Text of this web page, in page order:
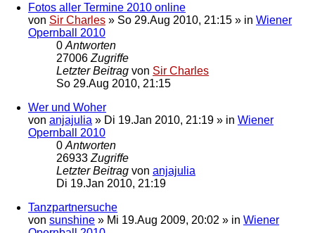
Fotos aller Termine 2010 online
von Sir Charles » So 29.Aug 2010, 21:15 » in Wiener
Opernball 2010
0 Antworten
27006 Zugriffe
Letzter Beitrag von Sir Charles
So 29.Aug 2010, 21:15
Wer und Woher
von anjajulia » Di 19.Jan 2010, 21:19 » in Wiener
Opernball 2010
0 Antworten
26933 Zugriffe
Letzter Beitrag von anjajulia
Di 19.Jan 2010, 21:19
Tanzpartnersuche
von sunshine » Mi 19.Aug 2009, 20:02 » in Wiener